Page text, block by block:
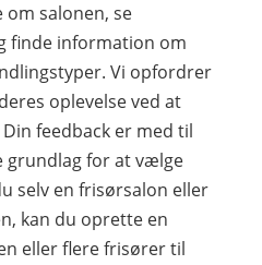
salonen, se
finde information om
Vi opfordrer
oplevelse ved at
feedback er med til
grundlag for at vælge
selv en frisørsalon eller
kan du oprette en
eller flere frisører til